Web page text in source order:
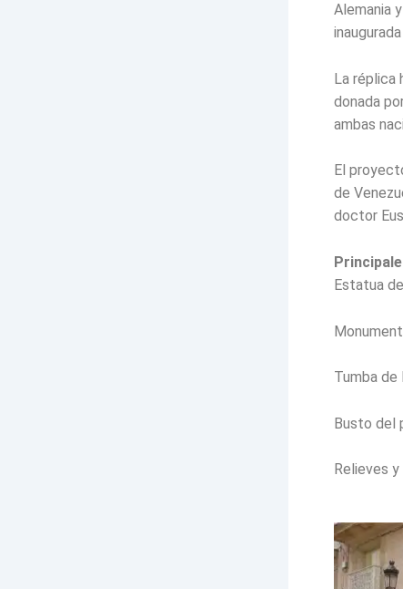
Alemania
La réplica
donada
ambas
El
de
doctor
Estatua
Tumba de
Busto del
Relieves